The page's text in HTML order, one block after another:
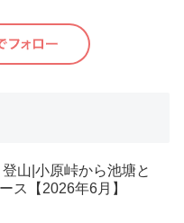
山|小原峠から池塘と
ス【2026年6月】